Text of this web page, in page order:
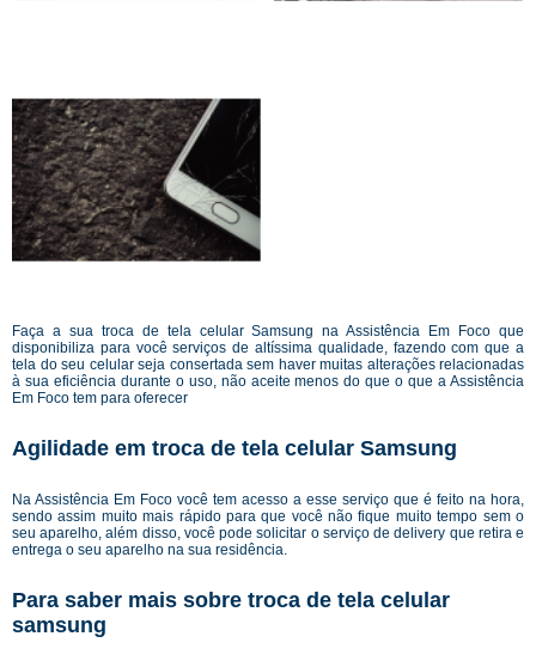
Faça a sua troca de tela celular Samsung na Assistência Em Foco que
disponibiliza para você serviços de altíssima qualidade, fazendo com que a
tela do seu celular seja consertada sem haver muitas alterações relacionadas
à sua eficiência durante o uso, não aceite menos do que o que a Assistência
Em Foco tem para oferecer
Agilidade em troca de tela celular Samsung
Na Assistência Em Foco você tem acesso a esse serviço que é feito na hora,
sendo assim muito mais rápido para que você não fique muito tempo sem o
seu aparelho, além disso, você pode solicitar o serviço de delivery que retira e
entrega o seu aparelho na sua residência.
Para saber mais sobre troca de tela celular
samsung